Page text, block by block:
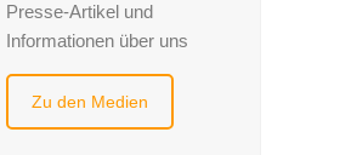
Presse-Artikel und
Informationen über uns
Zu den Medien